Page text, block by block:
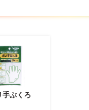
手ぶくろ